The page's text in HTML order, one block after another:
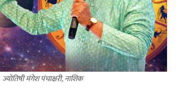
ज्योतिषी मंगेश पंचाक्षरी, नाशिक